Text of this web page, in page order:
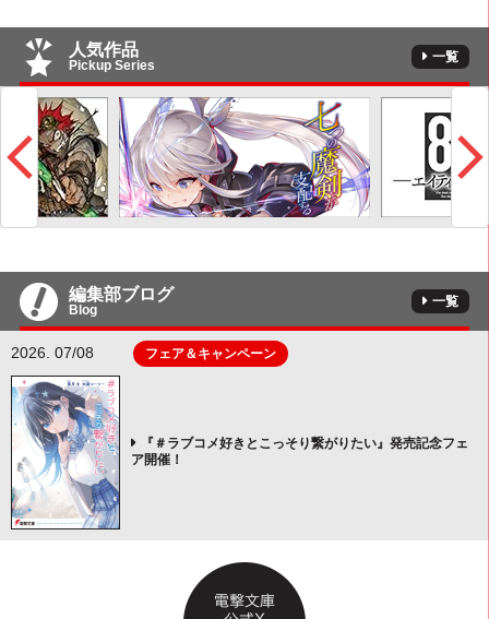
人気作品
Pickup Series
一覧
編集部ブログ
Blog
一覧
2026. 07/08 フェア＆キャンペーン
『＃ラブコメ好きとこっそり繋がりたい』発売記念フェ
ア開催！